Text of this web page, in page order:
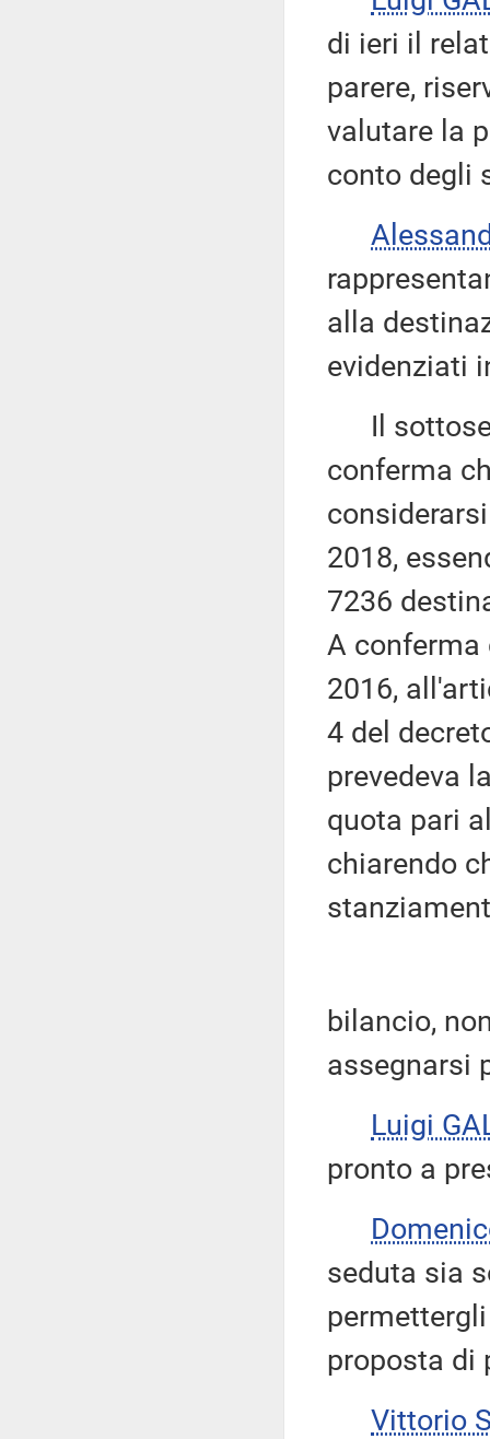
di ieri il
parere,
valutare la
conto degli
alla
evidenziati
Il
conferma
2018,
7236
A conferma
2016,
4 del
prevedeva
quota pari
chiarendo
bilancio,
assegnarsi
Luigi
pronto a
seduta sia
proposta di
Vittorio